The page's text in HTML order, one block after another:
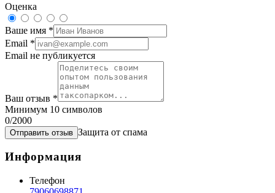
Оценка
Ваше имя *
Email *
Email не публикуется
Ваш отзыв *
Минимум 10 символов
0/2000
Отправить отзыв Защита от спама
Информация
Телефон